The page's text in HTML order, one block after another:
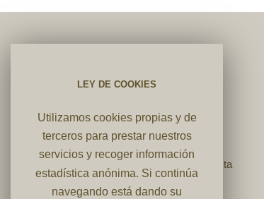
VIVIR EN EL CASCO HISTÓRICO
¿Quieres más información sobre esta
promoción?
LEY DE COOKIES
Utilizamos cookies propias y de
terceros para prestar nuestros
servicios y recoger información
estadística anónima. Si continúa
navegando está dando su